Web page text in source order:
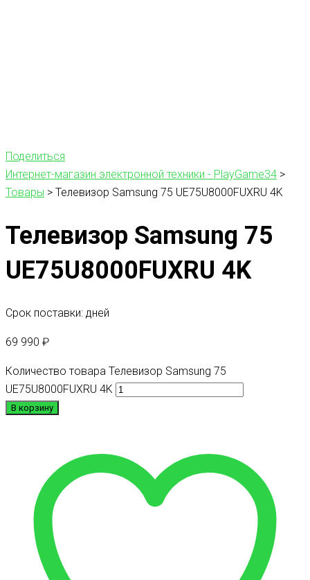
Поделиться
Интернет-магазин электронной техники - PlayGame34 >
Товары > Телевизор Samsung 75 UE75U8000FUXRU 4K
Телевизор Samsung 75
UE75U8000FUXRU 4K
Срок поставки: дней
69 990 ₽
Количество товара Телевизор Samsung 75
UE75U8000FUXRU 4K
В корзину